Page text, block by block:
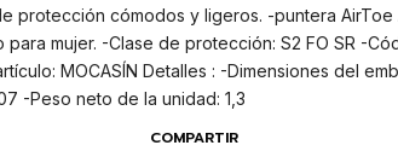
protección cómodos y ligeros. -puntera AirToe
para mujer. -Clase de protección: S2 FO SR -
MOCASÍN Detalles : -Dimensiones del
-Peso neto de la unidad: 1,3
COMPARTIR